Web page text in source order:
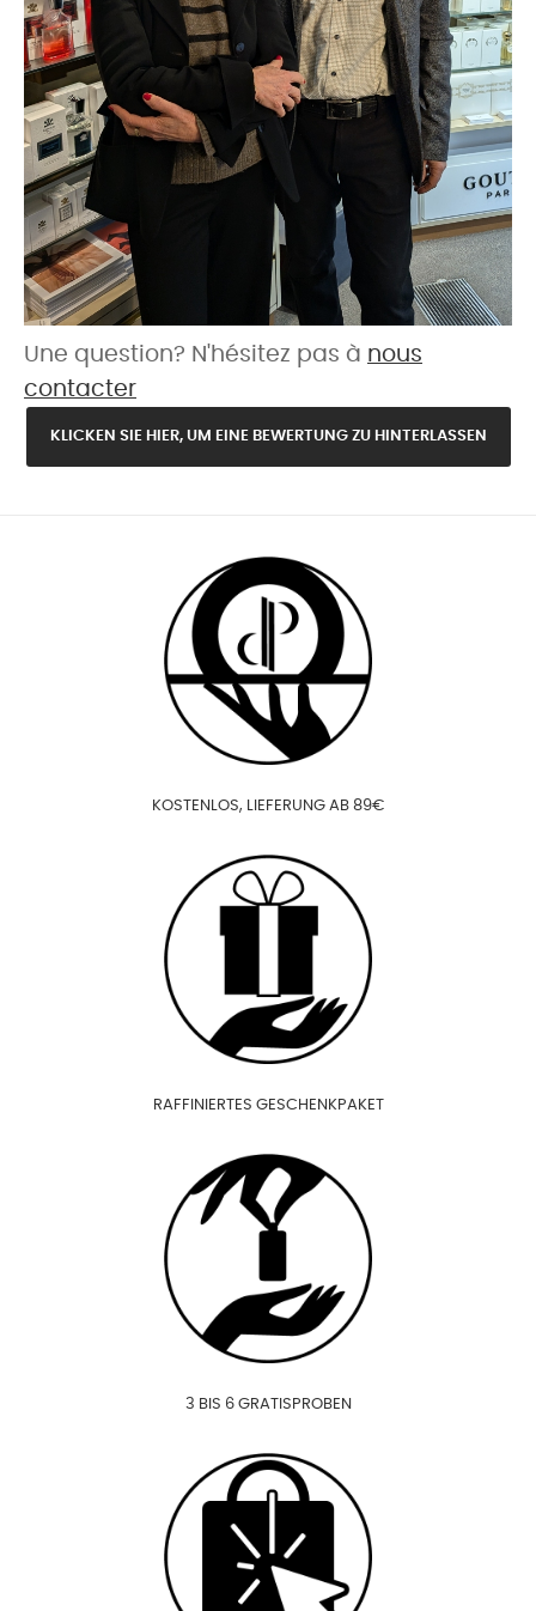
Une question? N'hésitez pas à nous
contacter
KLICKEN SIE HIER, UM EINE BEWERTUNG ZU HINTERLASSEN
KOSTENLOS, LIEFERUNG AB 89€
RAFFINIERTES GESCHENKPAKET
3 BIS 6 GRATISPROBEN